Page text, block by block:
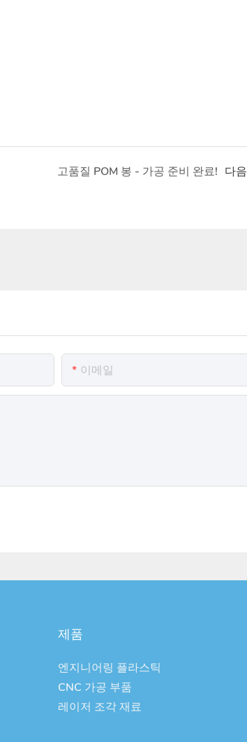
고품질 POM 봉 - 가공 준비 완료! 다음
이메일
제품
엔지니어링 플라스틱
CNC 가공 부품
레이저 조각 재료